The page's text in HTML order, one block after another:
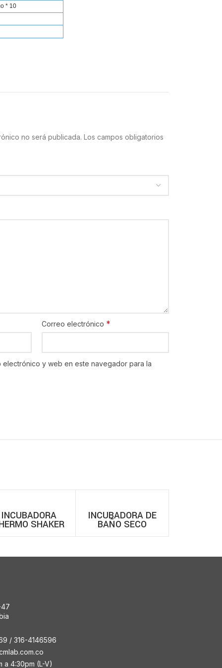
* 10
no será publicada. Los campos obligatorios
Correo electrónico *
electrónico y web en este navegador para la
INCUBADORA
SHAKER
– TSI-100
INCUBADORA DE
BAÑO SECO
BIOBASE – DBI-IV
/ 316-4146596
a 4:30pm (L-V)